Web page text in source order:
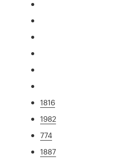
1816
1982
774
1887